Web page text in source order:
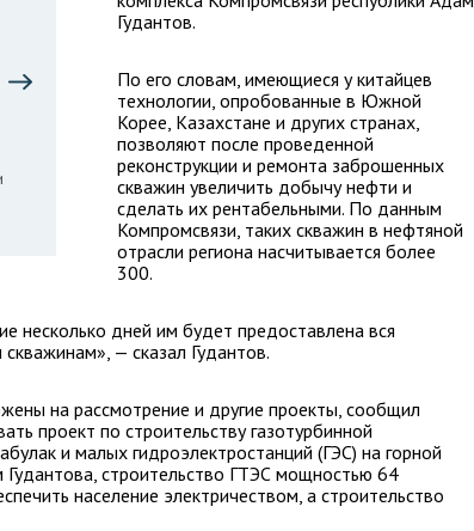
Гудантов.
По его словам, имеющиеся у китайцев
технологии, опробованные в Южной
Корее, Казахстане и других странах,
позволяют после проведенной
реконструкции и ремонта заброшенных
скважин увеличить добычу нефти и
сделать их рентабельными. По данным
Компромсвязи, таких скважин в нефтяной
отрасли региона насчитывается более
300.
несколько дней им будет предоставлена вся
— сказал Гудантов.
на рассмотрение и другие проекты, сообщил
проект по строительству газотурбинной
и малых гидроэлектростанций (ГЭС) на горной
строительство ГТЭС мощностью 64
население электричеством, а строительство